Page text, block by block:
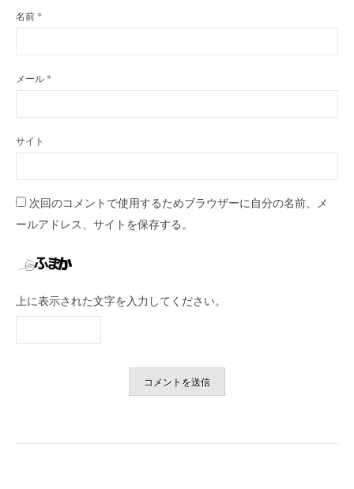
名前 *
メール *
サイト
次回のコメントで使用するためブラウザーに自分の名前、メ
ールアドレス、サイトを保存する。
上に表示された文字を入力してください。